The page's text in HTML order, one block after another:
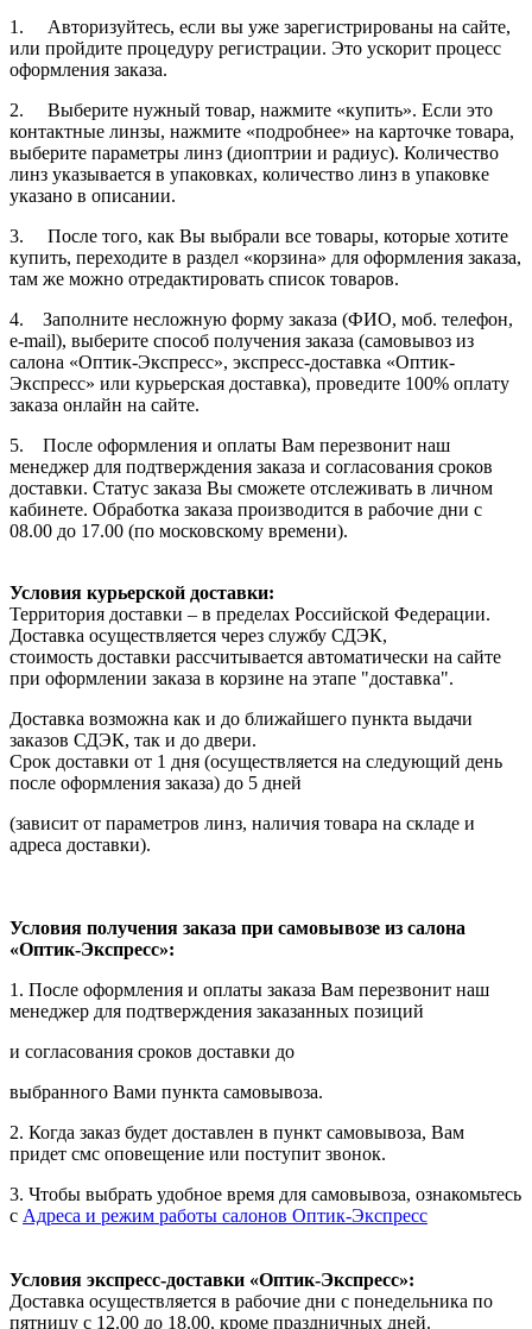
1. Авторизуйтесь, если вы уже зарегистрированы на сайте,
или пройдите процедуру регистрации. Это ускорит процесс
оформления заказа.
2. Выберите нужный товар, нажмите «купить». Если это
контактные линзы, нажмите «подробнее» на карточке товара,
выберите параметры линз (диоптрии и радиус). Количество
линз указывается в упаковках, количество линз в упаковке
указано в описании.
3. После того, как Вы выбрали все товары, которые хотите
купить, переходите в раздел «корзина» для оформления заказа,
там же можно отредактировать список товаров.
4. Заполните несложную форму заказа (ФИО, моб. телефон,
e-mail), выберите способ получения заказа (самовывоз из
салона «Оптик-Экспресс», экспресс-доставка «Оптик-
Экспресс» или курьерская доставка), проведите 100% оплату
заказа онлайн на сайте.
5. После оформления и оплаты Вам перезвонит наш
менеджер для подтверждения заказа и согласования сроков
доставки. Статус заказа Вы сможете отслеживать в личном
кабинете. Обработка заказа производится в рабочие дни с
08.00 до 17.00 (по московскому времени).
Условия курьерской доставки:
Территория доставки – в пределах Российской Федерации.
Доставка осуществляется через службу СДЭК,
стоимость доставки рассчитывается автоматически на сайте
при оформлении заказа в корзине на этапе "доставка".
Доставка возможна как и до ближайшего пункта выдачи
заказов СДЭК, так и до двери.
Срок доставки от 1 дня (осуществляется на следующий день
после оформления заказа) до 5 дней
(зависит от параметров линз, наличия товара на складе и
адреса доставки).
Условия получения заказа при самовывозе из салона
«Оптик-Экспресс»:
1. После оформления и оплаты заказа Вам перезвонит наш
менеджер для подтверждения заказанных позиций
и согласования сроков доставки до
выбранного Вами пункта самовывоза.
2. Когда заказ будет доставлен в пункт самовывоза, Вам
придет смс оповещение или поступит звонок.
3. Чтобы выбрать удобное время для самовывоза, ознакомьтесь
с Адреса и режим работы салонов Оптик-Экспресс
Условия экспресс-доставки «Оптик-Экспресс»:
Доставка осуществляется в рабочие дни с понедельника по
пятницу с 12.00 до 18.00, кроме праздничных дней.